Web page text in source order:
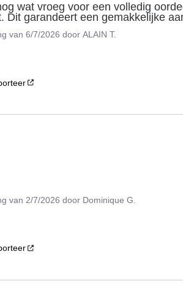
wat vroeg voor een volledig
Dit garandeert een gemakkelijke
van6/7/2026 doorALAIN T.
van 2/7/2026 door Dominique G.